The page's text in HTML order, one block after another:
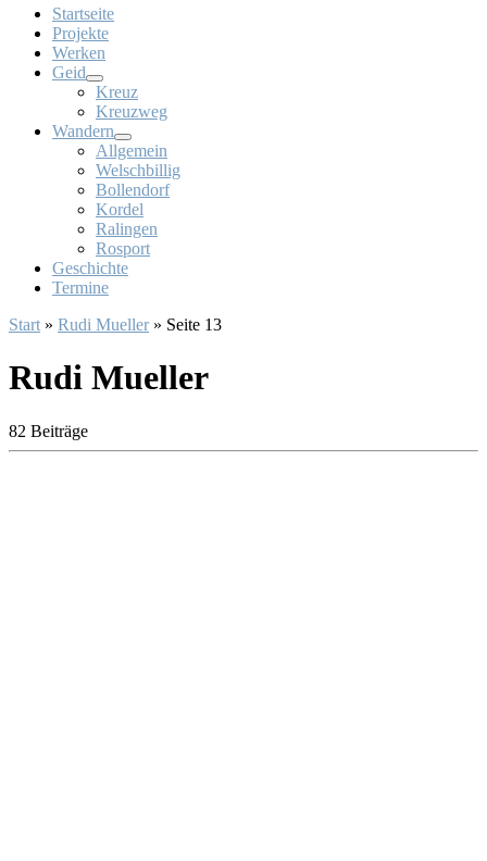
Startseite
Projekte
Werken
Geid
Kreuz
Kreuzweg
Wandern
Allgemein
Welschbillig
Bollendorf
Kordel
Ralingen
Rosport
Geschichte
Termine
Start » Rudi Mueller » Seite 13
Rudi Mueller
82 Beiträge